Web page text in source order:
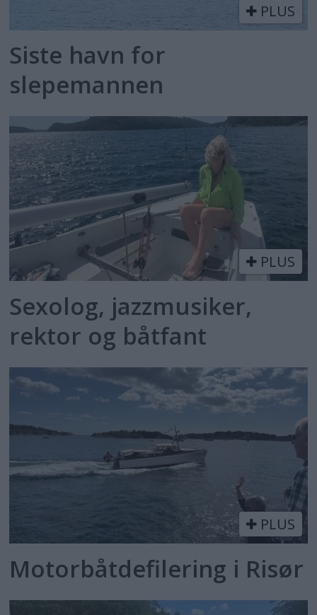
PLUS
Siste havn for
slepemannen
PLUS
Sexolog, jazzmusiker,
rektor og båtfant
PLUS
Motorbåtdefilering i Risør